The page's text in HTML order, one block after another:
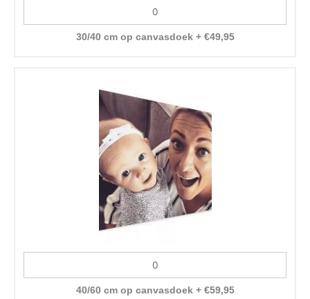
30/40 cm op canvasdoek+ €49,95
40/60 cm op canvasdoek+ €59,95